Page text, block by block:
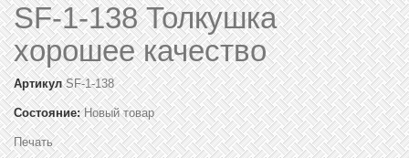
SF-1-138 Толкушка
хорошее качество
Артикул SF-1-138
Состояние: Новый товар
Печать